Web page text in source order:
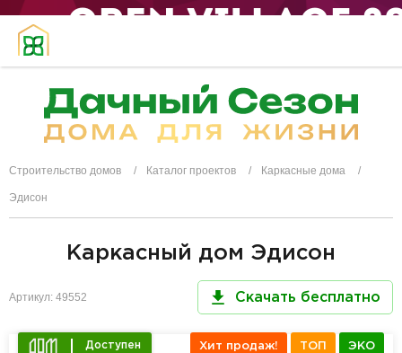
Строительство домов Каталог проектов Каркасные дома
Эдисон
Каркасный дом Эдисон
Артикул: 49552 Скачать бесплатно
Доступен
Хит продаж! ТОП ЭКО